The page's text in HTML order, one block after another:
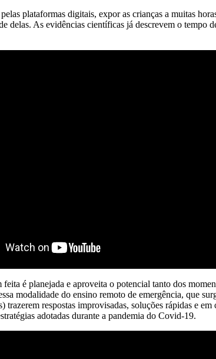
plataformas digitais, expor as crianças a muitas
delas. As evidências científicas já descrevem o tempo
feita é planejada e aproveita o potencial tanto dos
modalidade do ensino remoto de emergência, que
trazerem respostas improvisadas, soluções rápidas e
adotadas durante a pandemia do Covid-19.